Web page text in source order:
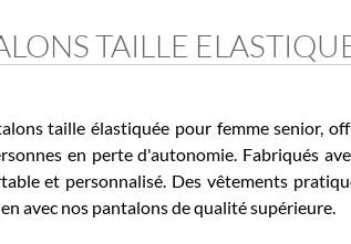
TAILLE
taille élastiquée pour femme senior,
en perte d'autonomie. Fabriqués
et personnalisé. Des vêtements pratiques
nos pantalons de qualité supérieure.